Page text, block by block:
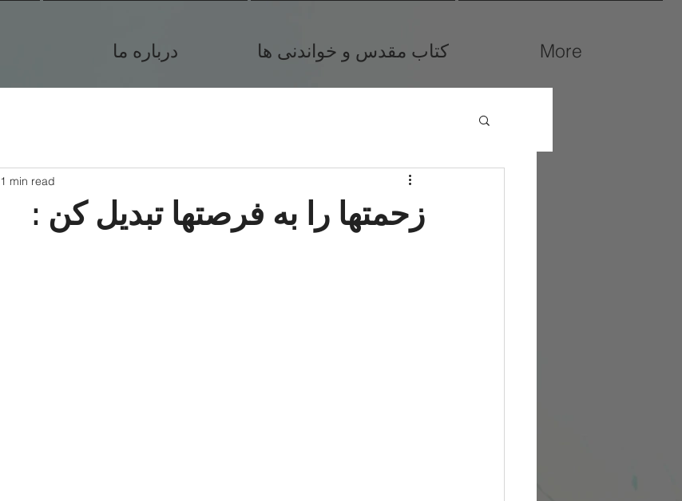
درباره ما کتاب مقدس و خواندنی ها More
زحمتها را به فرصتها تبدیل کن :
1 min read